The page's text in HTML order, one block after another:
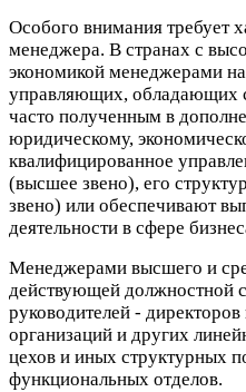
Особого внимания требует
менеджера. В странах с
экономикой менеджерами
управляющих, обладающих
часто полученным в
юридическому,
квалифицированное
(высшее звено), его
звено) или обеспечивают
деятельности в сфере
Менеджерами высшего и
действующей должностной
руководителей -
организаций и других
цехов и иных структурных
функциональных отделов.